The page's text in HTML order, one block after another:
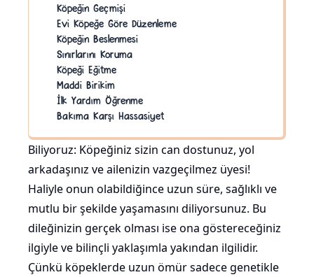
Köpeğin Geçmişi
Evi Köpeğe Göre Düzenleme
Köpeğin Beslenmesi
Sınırlarını Koruma
Köpeği Eğitme
Maddi Birikim
İlk Yardım Öğrenme
Bakıma Karşı Hassasiyet
Biliyoruz: Köpeğiniz sizin can dostunuz, yol
arkadaşınız ve ailenizin vazgeçilmez üyesi!
Haliyle onun olabildiğince uzun süre, sağlıklı ve
mutlu bir şekilde yaşamasını diliyorsunuz. Bu
dileğinizin gerçek olması ise ona göstereceğiniz
ilgiyle ve bilinçli yaklaşımla yakından ilgilidir.
Çünkü köpeklerde uzun ömür sadece genetikle